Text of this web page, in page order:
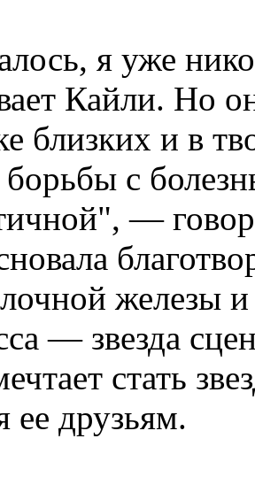
я уже
Кайли. Но
близких и в
с
—
железы
— звезда
стать
ее друзьям.